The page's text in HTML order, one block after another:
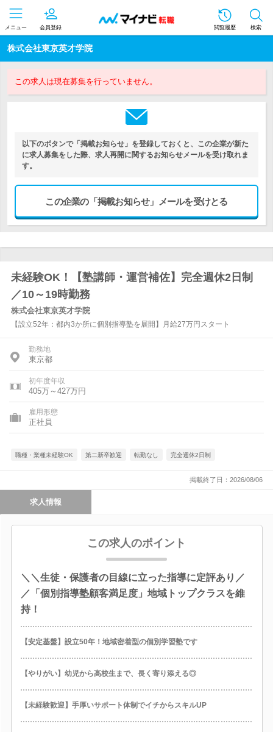
メニュー 会員登録 閲覧履歴 検索
株式会社東京英才学院
この求人は現在募集を行っていません。
以下のボタンで「掲載お知らせ」を登録しておくと、この企業が新た
に求人募集をした際、求人再開に関するお知らせメールを受け取れま
す。
この企業の「掲載お知らせ」メールを受けとる
未経験OK！【塾講師・運営補佐】完全週休2日制
／10～19時勤務
株式会社東京英才学院
【設立52年：都内3か所に個別指導塾を展開】月給27万円スタート
勤務地
東京都
初年度年収
405万～427万円
雇用形態
正社員
職種・業種未経験OK 第二新卒歓迎 転勤なし 完全週休2日制
掲載終了日：2026/08/06
求人情報
この求人のポイント
＼＼生徒・保護者の目線に立った指導に定評あり／
／「個別指導塾顧客満足度」地域トップクラスを維
持！
【安定基盤】設立50年！地域密着型の個別学習塾です
【やりがい】幼児から高校生まで、長く寄り添える◎
【未経験歓迎】手厚いサポート体制でイチからスキルUP